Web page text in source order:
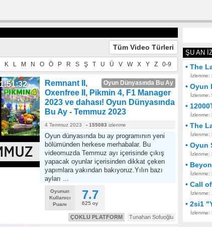
Tüm Video Türleri
K L M N O Ö P R S Ş T U Ü V W X Y Z 0-9
Oyun Dünyasında Bu Ay
Remnant II,
Oxenfree II, Pikmin 4, F1 Manager
2023 ve dahası! Oyun Dünyasında
Bu Ay - Temmuz 2023
4 Temmuz 2023 - 155083 izlenme
Oyun dünyasında bu ay programının yeni
bölümünden herkese merhabalar. Bu
videomuzda Temmuz ayı içerisinde çıkış
yapacak oyunlar içerisinden dikkat çeken
yapımlara yakından bakıyoruz.Yılın bazı
ayları ...
Oyunun
Kullanıcı
Puanı
7.7
625 oy
Tunahan Sofuoğlu
ÇOKLU PLATFORM
ŞU AN
• The
İzlenme:
• Oyun
İzlenme:
•
İzlenme:
• The
İzlenme:
• Oyun
İzlenme:
•
İzlenme:
• Call
İzlenme:
• 2si1
İzlenme: